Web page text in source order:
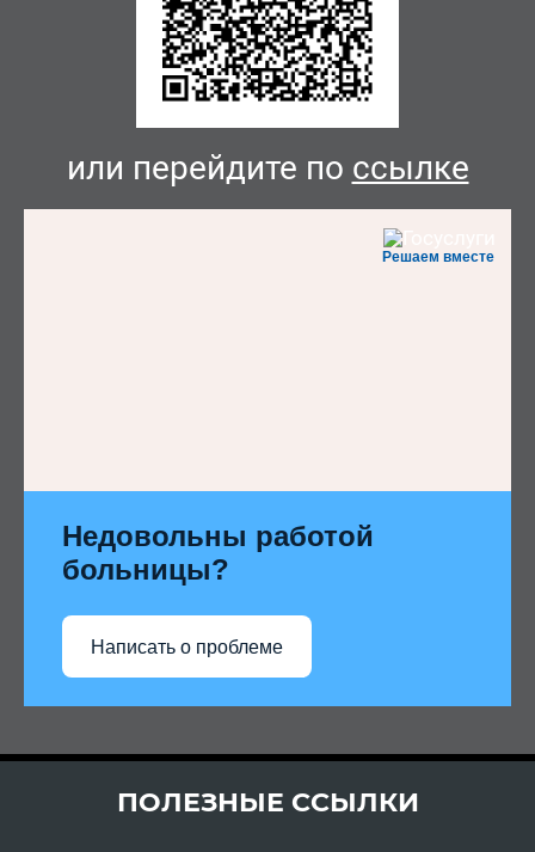
или перейдите по ссылке
Решаем вместе
Недовольны работой
больницы?
Написать о проблеме
ПОЛЕЗНЫЕ ССЫЛКИ